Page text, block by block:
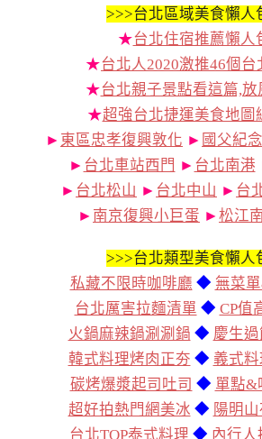
>>>台北區域美食懶人
★台北住宿推薦懶人
★台北人2020激推46個台
★台北親子景點看這篇,放
★超強台北捷運美食地圖
► 東區忠孝復興敦化 ► 國父紀
► 台北車站西門 ► 台北南港
► 台北松山 ► 台北中山 ► 台
► 南京復興小巨蛋 ► 松江
>>>台北類型美食懶人
私藏不限時咖啡廳 ◆ 無菜
台北厲害拉麵清單 ◆ CP值
火鍋麻辣鍋涮涮鍋 ◆ 慶生
韓式料理烤肉正夯 ◆ 義式
碳烤爆漿起司吐司 ◆ 單點&
超好拍熱門網美冰 ◆ 陽明
台北TOP泰式料理 ◆ 內行人